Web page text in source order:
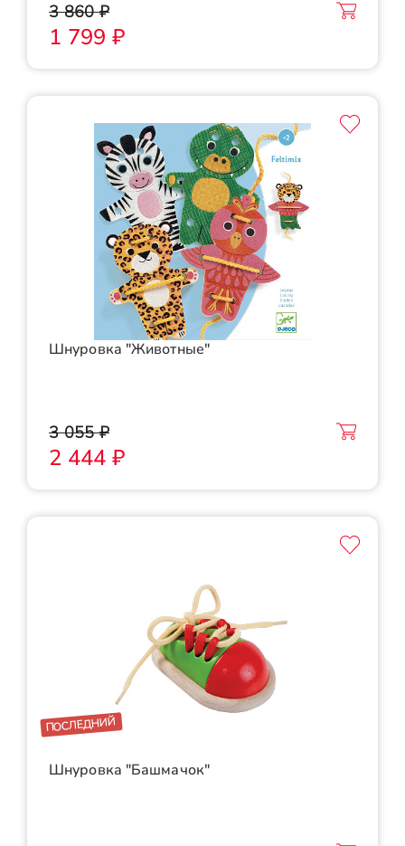
3 860 ₽
1 799 ₽
Шнуровка "Животные"
3 055 ₽
2 444 ₽
ПОСЛЕДНИЙ
Шнуровка "Башмачок"